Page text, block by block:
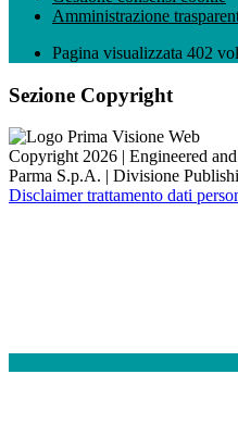
Amministrazione
Pagina visualizzata 402
Sezione Copyright
Copyright 2026 | Engineered
Parma S.p.A. | Divisione
Disclaimer trattamento dati